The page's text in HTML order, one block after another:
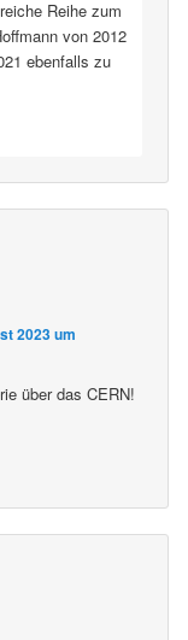
Reihe zum
von 2012
ebenfalls zu
2023 um
über das CERN!